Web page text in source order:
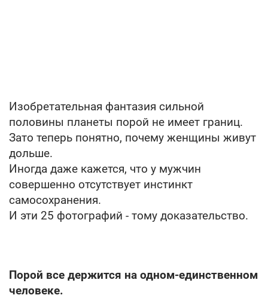
Изобретательная фантазия сильной
половины планеты порой не имеет границ.
Зато теперь понятно, почему женщины живут
дольше.
Иногда даже кажется, что у мужчин
совершенно отсутствует инстинкт
самосохранения.
И эти 25 фотографий - тому доказательство.
Порой все держится на одном-единственном
человеке.